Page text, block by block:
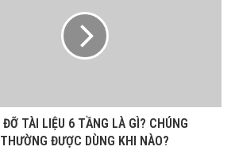
ĐỠ TÀI LIỆU 6 TẦNG LÀ GÌ? CHÚNG
THƯỜNG ĐƯỢC DÙNG KHI NÀO?